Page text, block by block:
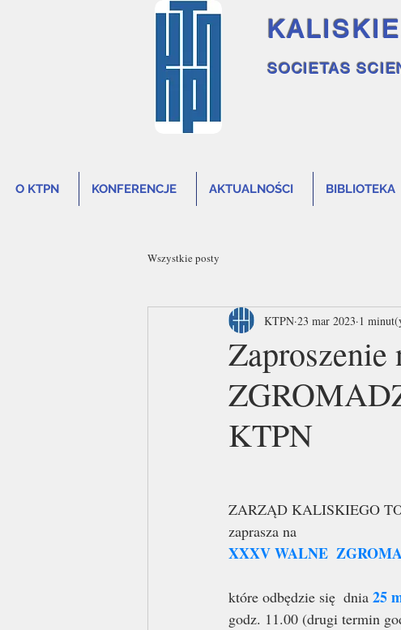
SOCIETAS
O KTPN KONFERENCJE AKTUALNOŚCI BIBLIOTEKA
Wszystkie posty
KTPN
KTPN 23 mar 2023 1
ZARZĄD KALISKIEGO
zaprasza na
XXXV WALNE
które odbędzie się  dnia 25
godz. 11.00 (drugi termin